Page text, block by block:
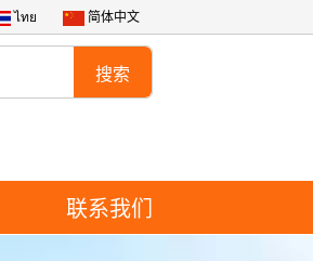
ไทย 简体中文
联系我们